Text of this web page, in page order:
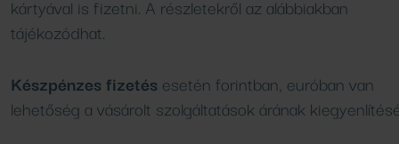
Családi
FÜRDŐ
kempingjében
Wellness
AJÁNLATOK
Programok, hírek
kártyával is fizetni. A részletekről az alábbiakban
tájékozódhat.
Készpénzes fizetés esetén forintban, euróban van
lehetőség a vásárolt szolgáltatások árának